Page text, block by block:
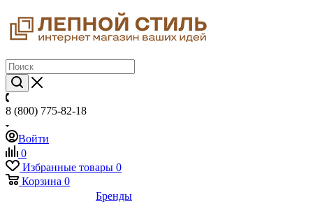
8 (800) 775-82-18
Войти
0
Избранные товары 0
Корзина 0
Бренды